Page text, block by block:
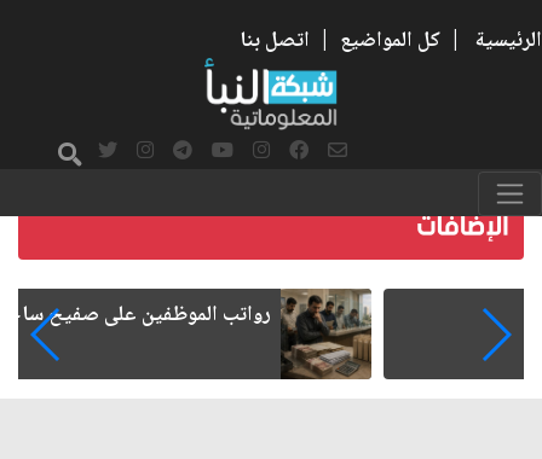
الرئيسية | كل المواضيع | اتصل بنا
رواتب الموظفين على صفيح ساخن